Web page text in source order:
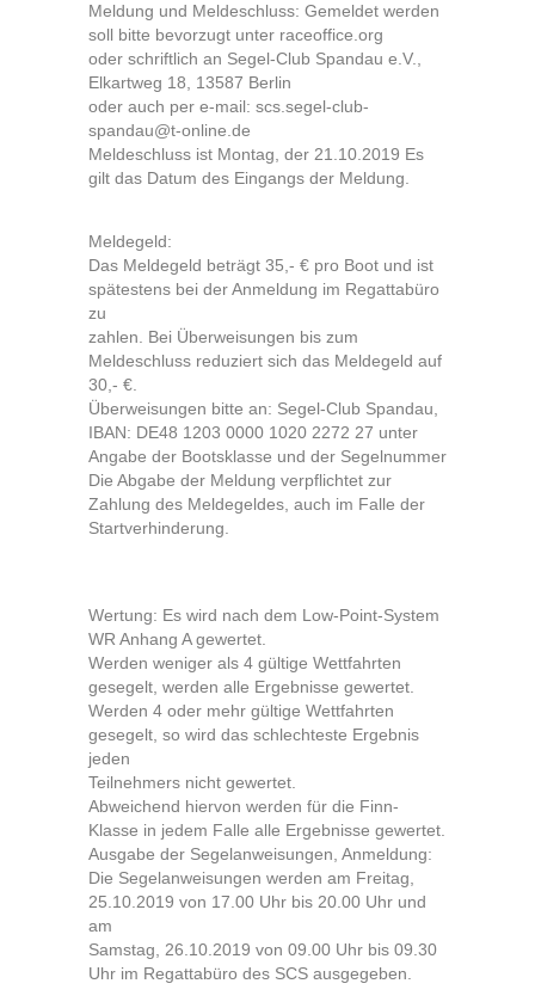
Meldung und Meldeschluss: Gemeldet werden
soll bitte bevorzugt unter raceoffice.org
oder schriftlich an Segel-Club Spandau e.V.,
Elkartweg 18, 13587 Berlin
oder auch per e-mail: scs.segel-club-
spandau@t-online.de
Meldeschluss ist Montag, der 21.10.2019 Es
gilt das Datum des Eingangs der Meldung.
Meldegeld:
Das Meldegeld beträgt 35,- € pro Boot und ist
spätestens bei der Anmeldung im Regattabüro
zu
zahlen. Bei Überweisungen bis zum
Meldeschluss reduziert sich das Meldegeld auf
30,- €.
Überweisungen bitte an: Segel-Club Spandau,
IBAN: DE48 1203 0000 1020 2272 27 unter
Angabe der Bootsklasse und der Segelnummer
Die Abgabe der Meldung verpflichtet zur
Zahlung des Meldegeldes, auch im Falle der
Startverhinderung.
Wertung: Es wird nach dem Low-Point-System
WR Anhang A gewertet.
Werden weniger als 4 gültige Wettfahrten
gesegelt, werden alle Ergebnisse gewertet.
Werden 4 oder mehr gültige Wettfahrten
gesegelt, so wird das schlechteste Ergebnis
jeden
Teilnehmers nicht gewertet.
Abweichend hiervon werden für die Finn-
Klasse in jedem Falle alle Ergebnisse gewertet.
Ausgabe der Segelanweisungen, Anmeldung:
Die Segelanweisungen werden am Freitag,
25.10.2019 von 17.00 Uhr bis 20.00 Uhr und
am
Samstag, 26.10.2019 von 09.00 Uhr bis 09.30
Uhr im Regattabüro des SCS ausgegeben.